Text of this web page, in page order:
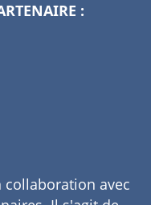
:
collaboration avec